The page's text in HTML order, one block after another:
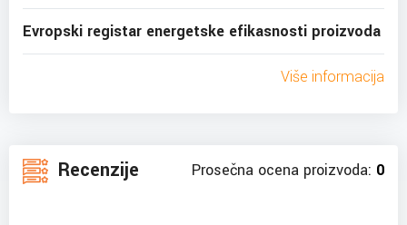
Evropski registar energetske efikasnosti proizvoda
Više informacija
Recenzije Prosečna ocena proizvoda: 0